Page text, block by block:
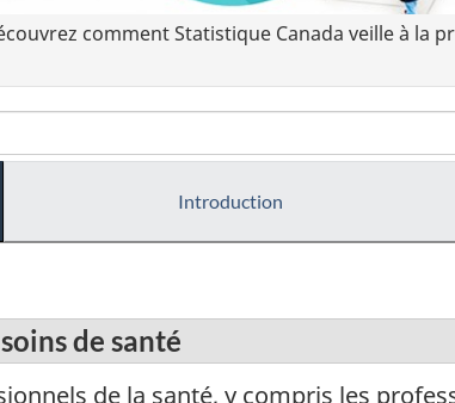
comment Statistique Canada veille à la
Introduction
de santé
de la santé, y compris les